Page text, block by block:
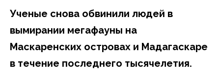
Ученые снова обвинили людей в
вымирании мегафауны на
Маскаренских островах и Мадагаскаре
в течение последнего тысячелетия.